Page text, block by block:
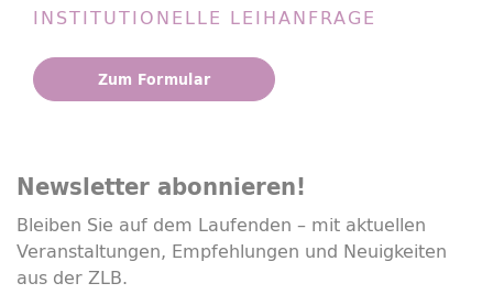
INSTITUTIONELLE LEIHANFRAGE
Zum Formular
Newsletter abonnieren!
Bleiben Sie auf dem Laufenden – mit aktuellen
Veranstaltungen, Empfehlungen und Neuigkeiten
aus der ZLB.